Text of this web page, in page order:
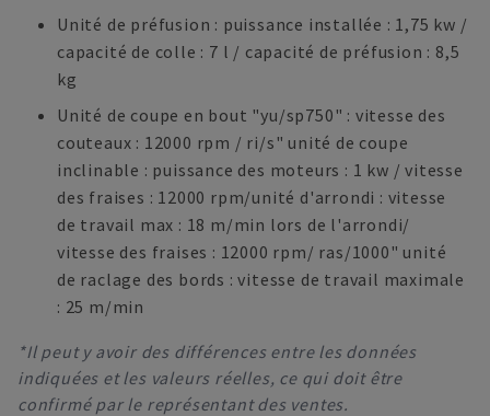
Unité de préfusion : puissance installée : 1,75 kw /
capacité de colle : 7 l / capacité de préfusion : 8,5
kg
Unité de coupe en bout "yu/sp750" : vitesse des
couteaux : 12000 rpm / ri/s" unité de coupe
inclinable : puissance des moteurs : 1 kw / vitesse
des fraises : 12000 rpm/unité d'arrondi : vitesse
de travail max : 18 m/min lors de l'arrondi/
vitesse des fraises : 12000 rpm/ ras/1000" unité
de raclage des bords : vitesse de travail maximale
: 25 m/min
*Il peut y avoir des différences entre les données
indiquées et les valeurs réelles, ce qui doit être
confirmé par le représentant des ventes.